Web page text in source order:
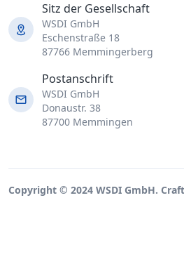
Sitz der Gesellschaft
WSDI GmbH
Eschenstraße 18
87766 Memmingerberg
Postanschrift
WSDI GmbH
Donaustr. 38
87700 Memmingen
Copyright © 2024 WSDI GmbH.